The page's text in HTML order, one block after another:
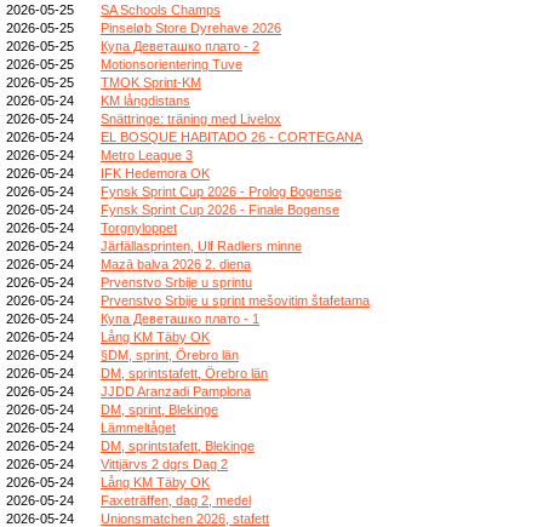
2026-05-25
SA Schools Champs
2026-05-25
Pinseløb Store Dyrehave 2026
2026-05-25
Купа Деветашко плато - 2
2026-05-25
Motionsorientering Tuve
2026-05-25
TMOK Sprint-KM
2026-05-24
KM långdistans
2026-05-24
Snättringe: träning med Livelox
2026-05-24
EL BOSQUE HABITADO 26 - CORTEGANA
2026-05-24
Metro League 3
2026-05-24
IFK Hedemora OK
2026-05-24
Fynsk Sprint Cup 2026 - Prolog Bogense
2026-05-24
Fynsk Sprint Cup 2026 - Finale Bogense
2026-05-24
Torgnyloppet
2026-05-24
Järfällasprinten, Ulf Radlers minne
2026-05-24
Mazā balva 2026 2. diena
2026-05-24
Prvenstvo Srbije u sprintu
2026-05-24
Prvenstvo Srbije u sprint mešovitim štafetama
2026-05-24
Купа Деветашко плато - 1
2026-05-24
Lång KM Täby OK
2026-05-24
§DM, sprint, Örebro län
2026-05-24
DM, sprintstafett, Örebro län
2026-05-24
JJDD Aranzadi Pamplona
2026-05-24
DM, sprint, Blekinge
2026-05-24
Lämmeltåget
2026-05-24
DM, sprintstafett, Blekinge
2026-05-24
Vittjärvs 2 dgrs Dag 2
2026-05-24
Lång KM Täby OK
2026-05-24
Faxeträffen, dag 2, medel
2026-05-24
Unionsmatchen 2026, stafett